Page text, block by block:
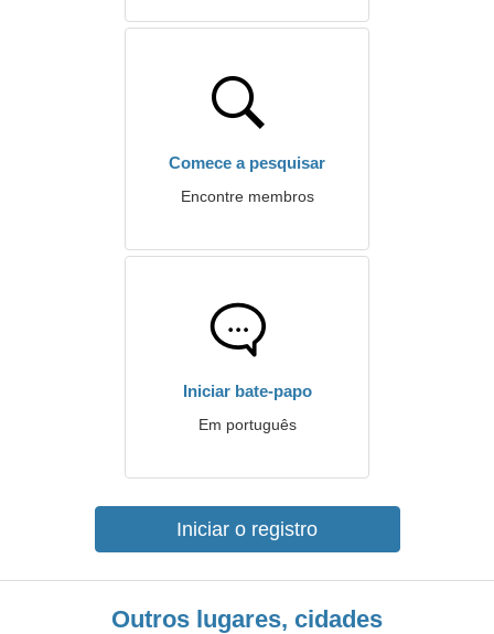
Comece a pesquisar
Encontre membros
Iniciar bate-papo
Em português
Iniciar o registro
Outros lugares, cidades